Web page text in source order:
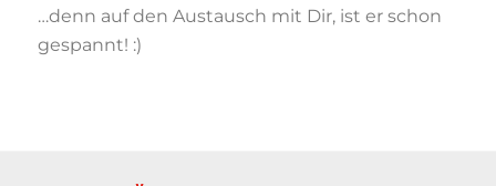
…denn auf den Austausch mit Dir, ist er schon
gespannt! :)